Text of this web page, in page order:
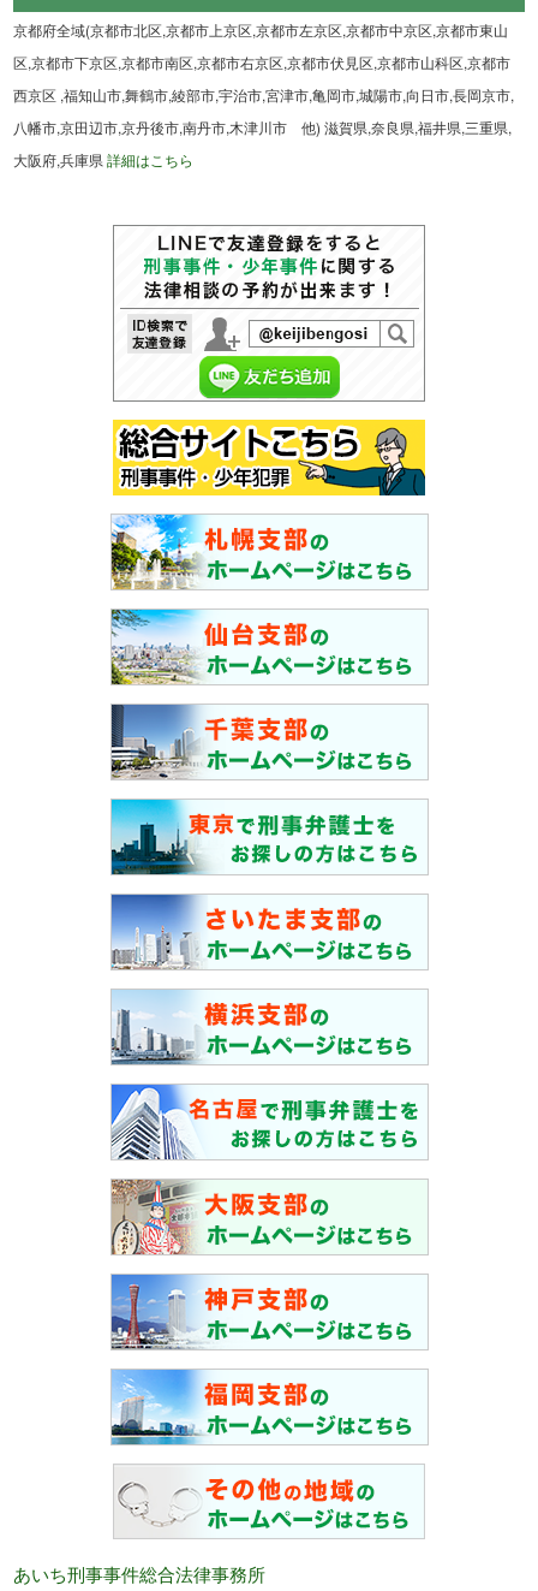
京都府全域(京都市北区,京都市上京区,京都市左京区,京都市中京区,京都市東山
区,京都市下京区,京都市南区,京都市右京区,京都市伏見区,京都市山科区,京都市
西京区 ,福知山市,舞鶴市,綾部市,宇治市,宮津市,亀岡市,城陽市,向日市,長岡京市,
八幡市,京田辺市,京丹後市,南丹市,木津川市 他) 滋賀県,奈良県,福井県,三重県,
大阪府,兵庫県詳細はこちら
あいち刑事事件総合法律事務所